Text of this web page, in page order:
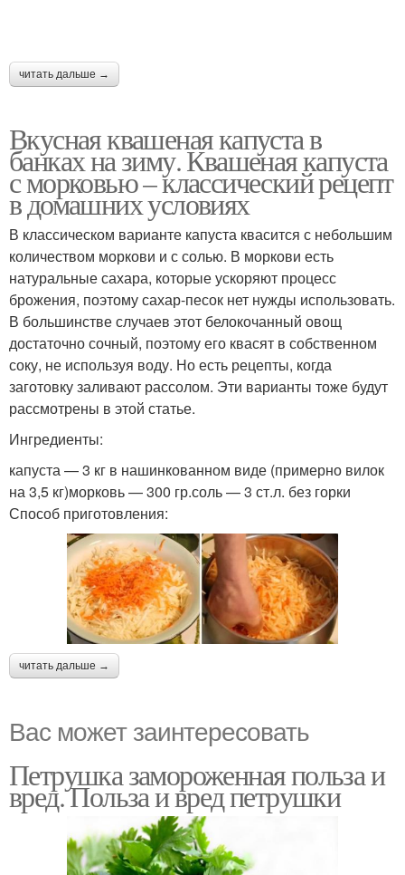
читать дальше →
Вкусная квашеная капуста в
банках на зиму. Квашеная капуста
с морковью – классический рецепт
в домашних условиях
В классическом варианте капуста квасится с небольшим
количеством моркови и с солью. В моркови есть
натуральные сахара, которые ускоряют процесс
брожения, поэтому сахар-песок нет нужды использовать.
В большинстве случаев этот белокочанный овощ
достаточно сочный, поэтому его квасят в собственном
соку, не используя воду. Но есть рецепты, когда
заготовку заливают рассолом. Эти варианты тоже будут
рассмотрены в этой статье.
Ингредиенты:
капуста — 3 кг в нашинкованном виде (примерно вилок
на 3,5 кг)морковь — 300 гр.соль — 3 ст.л. без горки
Способ приготовления:
читать дальше →
Вас может заинтересовать
Петрушка замороженная польза и
вред. Польза и вред петрушки